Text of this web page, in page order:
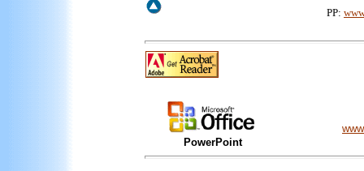
PP:
PowerPoint